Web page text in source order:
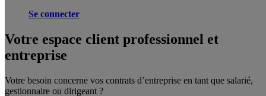
Se connecter
Votre espace client professionnel et
entreprise
Votre besoin concerne vos contrats d’entreprise en tant que salarié,
gestionnaire ou dirigeant ?